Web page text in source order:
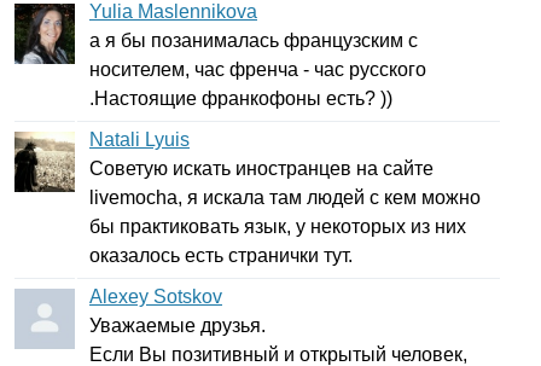
Yulia Maslennikova
а я бы позанималась французским с
носителем, час френча - час русского
.Настоящие франкофоны есть? ))
Natali Lyuis
Советую искать иностранцев на сайте
livemocha, я искала там людей с кем можно
бы практиковать язык, у некоторых из них
оказалось есть странички тут.
Alexey Sotskov
Уважаемые друзья.
Если Вы позитивный и открытый человек,